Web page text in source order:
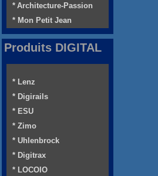
* Architecture-Passion
* Mon Petit Jean
Produits DIGITAL
* Lenz
* Digirails
* ESU
* Zimo
* Uhlenbrock
* Digitrax
* LOCOIO